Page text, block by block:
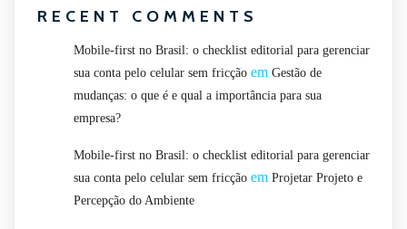
RECENT COMMENTS
Mobile-first no Brasil: o checklist editorial para gerenciar
sua conta pelo celular sem fricção em Gestão de
mudanças: o que é e qual a importância para sua
empresa?
Mobile-first no Brasil: o checklist editorial para gerenciar
sua conta pelo celular sem fricção em Projetar Projeto e
Percepção do Ambiente